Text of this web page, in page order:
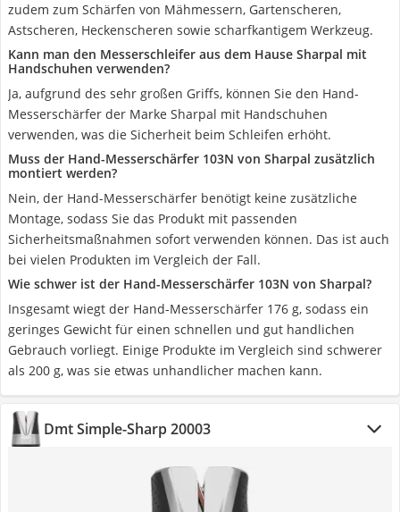
zudem zum Schärfen von Mähmessern, Gartenscheren,
Astscheren, Heckenscheren sowie scharfkantigem Werkzeug.
Kann man den Messerschleifer aus dem Hause Sharpal mit
Handschuhen verwenden?
Ja, aufgrund des sehr großen Griffs, können Sie den Hand-
Messerschärfer der Marke Sharpal mit Handschuhen
verwenden, was die Sicherheit beim Schleifen erhöht.
Muss der Hand-Messerschärfer 103N von Sharpal zusätzlich
montiert werden?
Nein, der Hand-Messerschärfer benötigt keine zusätzliche
Montage, sodass Sie das Produkt mit passenden
Sicherheitsmaßnahmen sofort verwenden können. Das ist auch
bei vielen Produkten im Vergleich der Fall.
Wie schwer ist der Hand-Messerschärfer 103N von Sharpal?
Insgesamt wiegt der Hand-Messerschärfer 176 g, sodass ein
geringes Gewicht für einen schnellen und gut handlichen
Gebrauch vorliegt. Einige Produkte im Vergleich sind schwerer
als 200 g, was sie etwas unhandlicher machen kann.
Dmt Simple-Sharp 20003